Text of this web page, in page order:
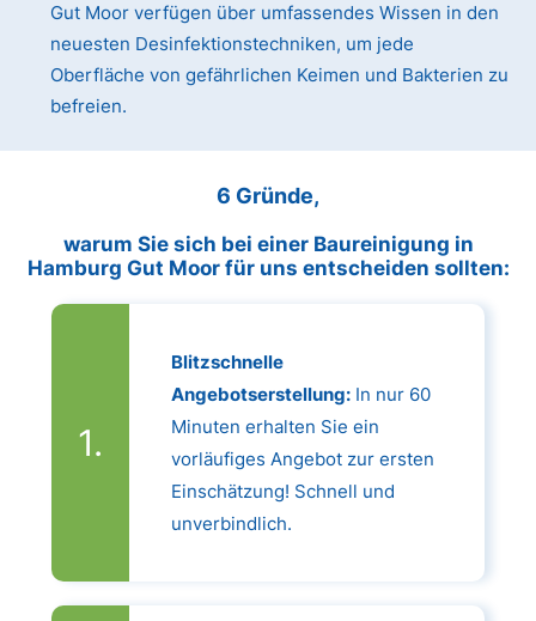
Gut Moor verfügen über umfassendes Wissen in den
neuesten Desinfektionstechniken, um jede
Oberfläche von gefährlichen Keimen und Bakterien zu
befreien.
6 Gründe,
warum Sie sich bei einer Baureinigung in
Hamburg Gut Moor für uns entscheiden sollten:
Blitzschnelle
Angebotserstellung:In nur 60
Minuten erhalten Sie ein
vorläufiges Angebot zur ersten
Einschätzung! Schnell und
unverbindlich.